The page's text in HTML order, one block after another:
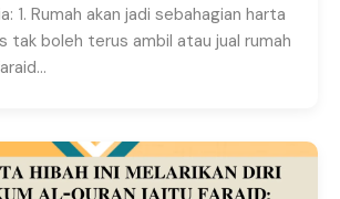
1. Rumah akan jadi sebahagian harta
tak boleh terus ambil atau jual rumah